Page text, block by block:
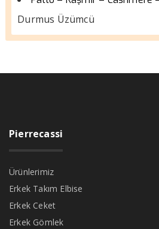
Durmus Üzümcü
Pierrecassi
Ürünlerimiz
Erkek Takım Elbise
Erkek Ceket
Erkek Gömlek